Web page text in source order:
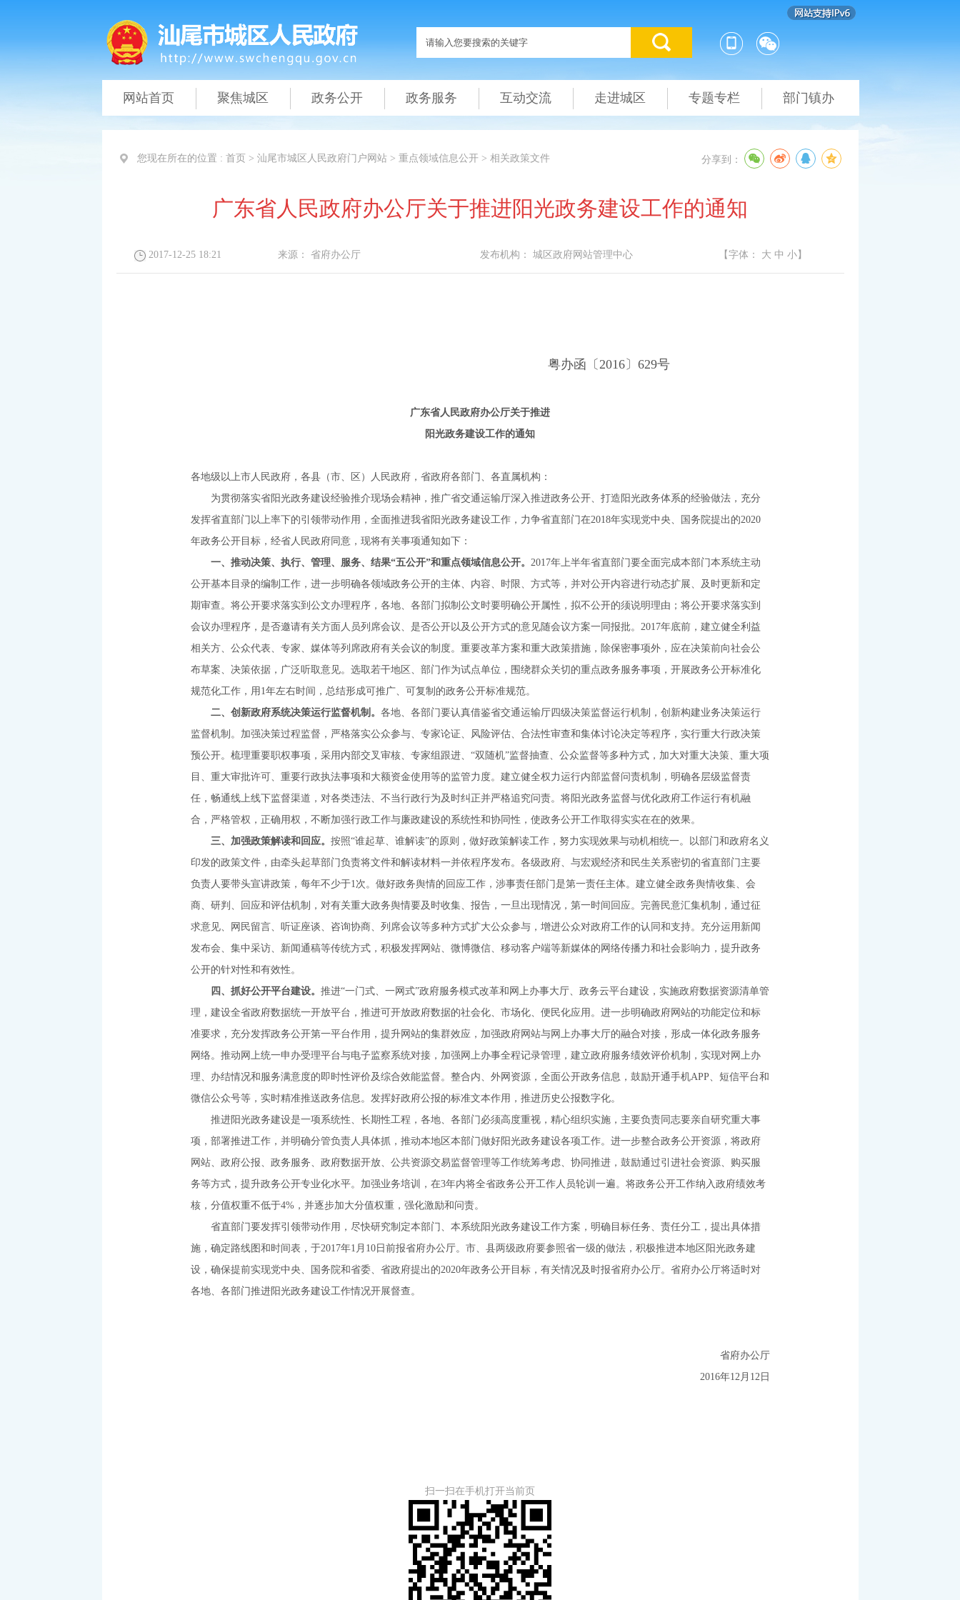
网站首页 聚焦城区 政务公开 政务服务 互动交流 走进城区 专题专栏 部门镇办
您现在所在的位置 : 首页 > 汕尾市城区人民政府门户网站> 重点领域信息公开> 相关政策文件 分享到：
广东省人民政府办公厅关于推进阳光政务建设工作的通知
2017-12-25 18:21 来源： 省府办公厅 发布机构： 城区政府网站管理中心 【字体： 大 中 小 】
粤办函〔2016〕629号
广东省人民政府办公厅关于推进
阳光政务建设工作的通知
各地级以上市人民政府，各县（市、区）人民政府，省政府各部门、各直属机构：
为贯彻落实省阳光政务建设经验推介现场会精神，推广省交通运输厅深入推进政务公开、打造阳光政务体系的经验做法，充分
发挥省直部门以上率下的引领带动作用，全面推进我省阳光政务建设工作，力争省直部门在2018年实现党中央、国务院提出的2020
年政务公开目标，经省人民政府同意，现将有关事项通知如下：
一、推动决策、执行、管理、服务、结果“五公开”和重点领域信息公开。 2017年上半年省直部门要全面完成本部门本系统主动
公开基本目录的编制工作，进一步明确各领域政务公开的主体、内容、时限、方式等，并对公开内容进行动态扩展、及时更新和定
期审查。将公开要求落实到公文办理程序，各地、各部门拟制公文时要明确公开属性，拟不公开的须说明理由；将公开要求落实到
会议办理程序，是否邀请有关方面人员列席会议、是否公开以及公开方式的意见随会议方案一同报批。2017年底前，建立健全利益
相关方、公众代表、专家、媒体等列席政府有关会议的制度。重要改革方案和重大政策措施，除保密事项外，应在决策前向社会公
布草案、决策依据，广泛听取意见。选取若干地区、部门作为试点单位，围绕群众关切的重点政务服务事项，开展政务公开标准化
规范化工作，用1年左右时间，总结形成可推广、可复制的政务公开标准规范。
二、创新政府系统决策运行监督机制。 各地、各部门要认真借鉴省交通运输厅四级决策监督运行机制，创新构建业务决策运行
监督机制。加强决策过程监督，严格落实公众参与、专家论证、风险评估、合法性审查和集体讨论决定等程序，实行重大行政决策
预公开。梳理重要职权事项，采用内部交叉审核、专家组跟进、“双随机”监督抽查、公众监督等多种方式，加大对重大决策、重大项
目、重大审批许可、重要行政执法事项和大额资金使用等的监管力度。建立健全权力运行内部监督问责机制，明确各层级监督责
任，畅通线上线下监督渠道，对各类违法、不当行政行为及时纠正并严格追究问责。将阳光政务监督与优化政府工作运行有机融
合，严格管权，正确用权，不断加强行政工作与廉政建设的系统性和协同性，使政务公开工作取得实实在在的效果。
三、加强政策解读和回应。 按照“谁起草、谁解读”的原则，做好政策解读工作，努力实现效果与动机相统一。以部门和政府名义
印发的政策文件，由牵头起草部门负责将文件和解读材料一并依程序发布。各级政府、与宏观经济和民生关系密切的省直部门主要
负责人要带头宣讲政策，每年不少于1次。做好政务舆情的回应工作，涉事责任部门是第一责任主体。建立健全政务舆情收集、会
商、研判、回应和评估机制，对有关重大政务舆情要及时收集、报告，一旦出现情况，第一时间回应。完善民意汇集机制，通过征
求意见、网民留言、听证座谈、咨询协商、列席会议等多种方式扩大公众参与，增进公众对政府工作的认同和支持。充分运用新闻
发布会、集中采访、新闻通稿等传统方式，积极发挥网站、微博微信、移动客户端等新媒体的网络传播力和社会影响力，提升政务
公开的针对性和有效性。
四、抓好公开平台建设。 推进“一门式、一网式”政府服务模式改革和网上办事大厅、政务云平台建设，实施政府数据资源清单管
理，建设全省政府数据统一开放平台，推进可开放政府数据的社会化、市场化、便民化应用。进一步明确政府网站的功能定位和标
准要求，充分发挥政务公开第一平台作用，提升网站的集群效应，加强政府网站与网上办事大厅的融合对接，形成一体化政务服务
网络。推动网上统一申办受理平台与电子监察系统对接，加强网上办事全程记录管理，建立政府服务绩效评价机制，实现对网上办
理、办结情况和服务满意度的即时性评价及综合效能监督。整合内、外网资源，全面公开政务信息，鼓励开通手机APP、短信平台和
微信公众号等，实时精准推送政务信息。发挥好政府公报的标准文本作用，推进历史公报数字化。
推进阳光政务建设是一项系统性、长期性工程，各地、各部门必须高度重视，精心组织实施，主要负责同志要亲自研究重大事
项，部署推进工作，并明确分管负责人具体抓，推动本地区本部门做好阳光政务建设各项工作。进一步整合政务公开资源，将政府
网站、政府公报、政务服务、政府数据开放、公共资源交易监督管理等工作统筹考虑、协同推进，鼓励通过引进社会资源、购买服
务等方式，提升政务公开专业化水平。加强业务培训，在3年内将全省政务公开工作人员轮训一遍。将政务公开工作纳入政府绩效考
核，分值权重不低于4%，并逐步加大分值权重，强化激励和问责。
省直部门要发挥引领带动作用，尽快研究制定本部门、本系统阳光政务建设工作方案，明确目标任务、责任分工，提出具体措
施，确定路线图和时间表，于2017年1月10日前报省府办公厅。市、县两级政府要参照省一级的做法，积极推进本地区阳光政务建
设，确保提前实现党中央、国务院和省委、省政府提出的2020年政务公开目标，有关情况及时报省府办公厅。省府办公厅将适时对
各地、各部门推进阳光政务建设工作情况开展督查。
省府办公厅
2016年12月12日
扫一扫在手机打开当前页